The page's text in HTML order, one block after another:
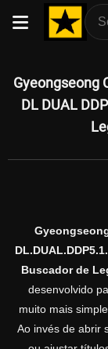
Gyeongseong
DL DUAL
Buscador de
desenvolvido
muito mais
Ao invés de abrir